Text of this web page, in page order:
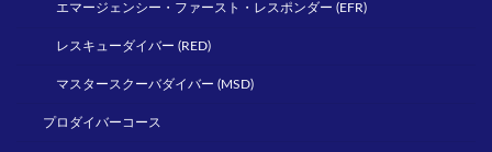
エマージェンシー・ファースト・レスポンダー (EFR)
レスキューダイバー (RED)
マスタースクーバダイバー (MSD)
プロダイバーコース